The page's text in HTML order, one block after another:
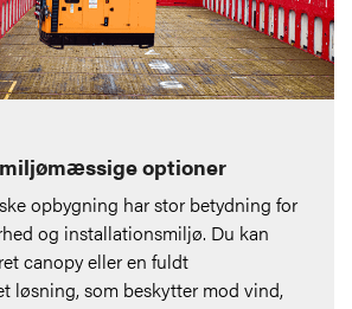
optioner
opbygning har stor betydning for
og installationsmiljø. Du kan
canopy eller en fuldt
løsning, som beskytter mod vind,